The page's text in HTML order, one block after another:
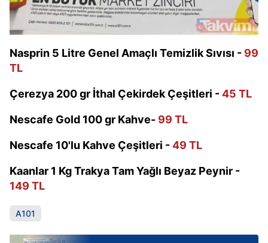
Nasprin 5 Litre Genel Amaçlı Temizlik Sıvısı - 99
TL
Çerezya 200 gr İthal Çekirdek Çeşitleri -45 TL
Nescafe Gold 100 gr Kahve- 99 TL
Nescafe 10'lu Kahve Çeşitleri -49 TL
Kaanlar 1 Kg Trakya Tam Yağlı Beyaz Peynir -
149 TL
A101